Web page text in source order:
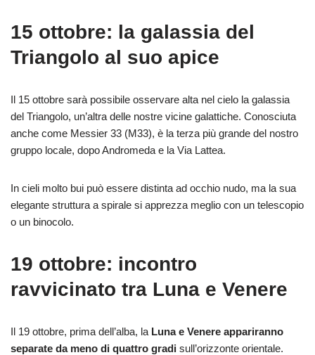
15 ottobre: la galassia del
Triangolo al suo apice
Il 15 ottobre sarà possibile osservare alta nel cielo la galassia
del Triangolo, un’altra delle nostre vicine galattiche. Conosciuta
anche come Messier 33 (M33), è la terza più grande del nostro
gruppo locale, dopo Andromeda e la Via Lattea.
In cieli molto bui può essere distinta ad occhio nudo, ma la sua
elegante struttura a spirale si apprezza meglio con un telescopio
o un binocolo.
19 ottobre: incontro
ravvicinato tra Luna e Venere
Il 19 ottobre, prima dell’alba, la Luna e Venere appariranno
separate da meno di quattro gradi sull’orizzonte orientale.